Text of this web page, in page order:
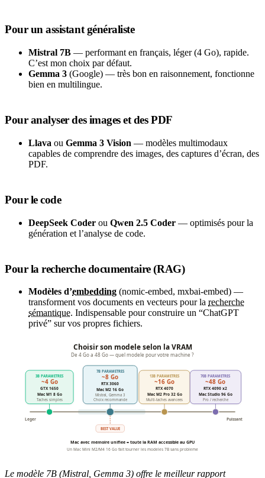
Pour un assistant généraliste
Mistral 7B — performant en français, léger (4 Go), rapide.
C’est mon choix par défaut.
Gemma 3 (Google) — très bon en raisonnement, fonctionne
bien en multilingue.
Pour analyser des images et des PDF
Llava ou Gemma 3 Vision — modèles multimodaux
capables de comprendre des images, des captures d’écran, des
PDF.
Pour le code
DeepSeek Coder ou Qwen 2.5 Coder — optimisés pour la
génération et l’analyse de code.
Pour la recherche documentaire (RAG)
Modèles d’embedding (nomic-embed, mxbai-embed) —
transforment vos documents en vecteurs pour la recherche
sémantique. Indispensable pour construire un “ChatGPT
privé” sur vos propres fichiers.
Le modèle 7B (Mistral, Gemma 3) offre le meilleur rapport